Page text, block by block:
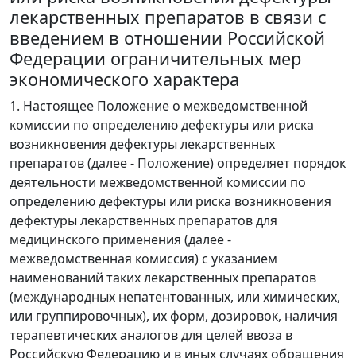
лекарственных препаратов в связи с
введением в отношении Российской
Федерации ограничительных мер
экономического характера
1. Настоящее Положение о межведомственной
комиссии по определению дефектуры или риска
возникновения дефектуры лекарственных
препаратов (далее - Положение) определяет порядок
деятельности межведомственной комиссии по
определению дефектуры или риска возникновения
дефектуры лекарственных препаратов для
медицинского применения (далее -
межведомственная комиссия) с указанием
наименований таких лекарственных препаратов
(международных непатентованных, или химических,
или группировочных), их форм, дозировок, наличия
терапевтических аналогов для целей ввоза в
Российскую Федерацию и в иных случаях обращения